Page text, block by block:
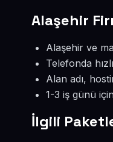
Alaşehir
Alaşehir ve
Telefonda
Alan adı,
1-3 iş günü
İlgili